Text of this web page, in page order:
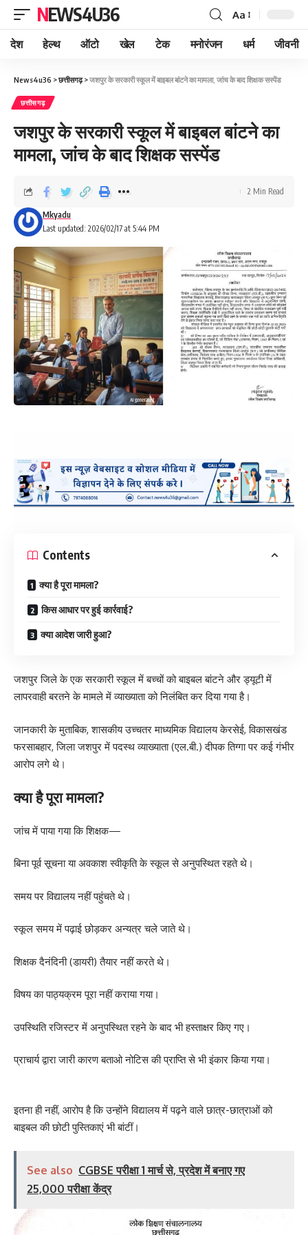
NEWS4U36 Aa
देश हेल्थ ऑटो खेल टेक मनोरंजन धर्म जीवनी
News4u36 >छत्तीसगढ़>जशपुर के सरकारी स्कूल में बाइबल बांटने का मामला, जांच के बाद शिक्षक सस्पेंड
छत्तीसगढ़
जशपुर के सरकारी स्कूल में बाइबल बांटने का
मामला, जांच के बाद शिक्षक सस्पेंड
Last updated: 2026/02/17 at 5:44 PM
Mkyadu
2 Min Read
Contents
क्या है पूरा मामला?
किस आधार पर हुई कार्रवाई?
क्या आदेश जारी हुआ?
जशपुर जिले के एक सरकारी स्कूल में बच्चों को बाइबल बांटने और ड्यूटी में
लापरवाही बरतने के मामले में व्याख्याता को निलंबित कर दिया गया है।
जानकारी के मुताबिक, शासकीय उच्चतर माध्यमिक विद्यालय केरसेई, विकासखंड
फरसाबहार, जिला जशपुर में पदस्थ व्याख्याता (एल.बी.) दीपक तिग्गा पर कई गंभीर
आरोप लगे थे।
क्या है पूरा मामला?
जांच में पाया गया कि शिक्षक—
बिना पूर्व सूचना या अवकाश स्वीकृति के स्कूल से अनुपस्थित रहते थे।
समय पर विद्यालय नहीं पहुंचते थे।
स्कूल समय में पढ़ाई छोड़कर अन्यत्र चले जाते थे।
शिक्षक दैनंदिनी (डायरी) तैयार नहीं करते थे।
विषय का पाठ्यक्रम पूरा नहीं कराया गया।
उपस्थिति रजिस्टर में अनुपस्थित रहने के बाद भी हस्ताक्षर किए गए।
प्राचार्य द्वारा जारी कारण बताओ नोटिस की प्राप्ति से भी इंकार किया गया।
इतना ही नहीं, आरोप है कि उन्होंने विद्यालय में पढ़ने वाले छात्र-छात्राओं को
बाइबल की छोटी पुस्तिकाएं भी बांटीं।
See also CGBSE परीक्षा 1 मार्च से, प्रदेश में बनाए गए
25,000 परीक्षा केंद्र